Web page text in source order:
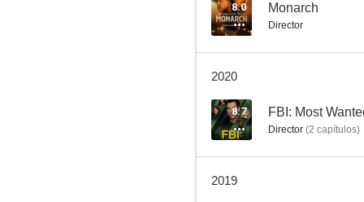
8.0 Monarch
Director
2020
8.7 FBI: Most
Director (2 capítulos)
2019